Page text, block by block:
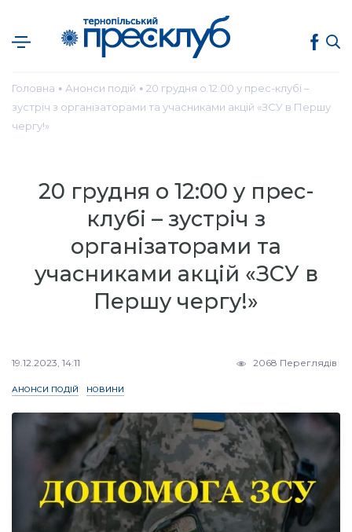
Головна ● Анонси подій ● 20 грудня о 12:00 у прес-клубі –
зустріч з організаторами та учасниками акцій «ЗСУ в Першу
чергу!»
20 грудня о 12:00 у прес-
клубі – зустріч з
організаторами та
учасниками акцій «ЗСУ в
Першу чергу!»
19.12.2023, 14:11 2068 Переглядів
АНОНСИ ПОДІЙ НОВИНИ